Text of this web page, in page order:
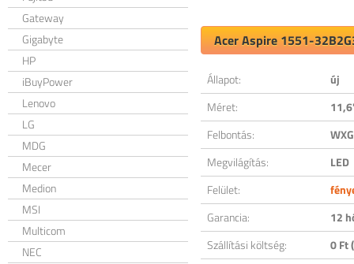
Gateway
Gigabyte
HP
iBuyPower
Lenovo
LG
MDG
Mecer
Medion
MSI
Multicom
NEC
Acer Aspire 1551-
Állapot:
új
Méret:
Felbontás:
Megvilágítás:
LED
Felület:
Garancia:
12
Szállítási költség:
0 Ft